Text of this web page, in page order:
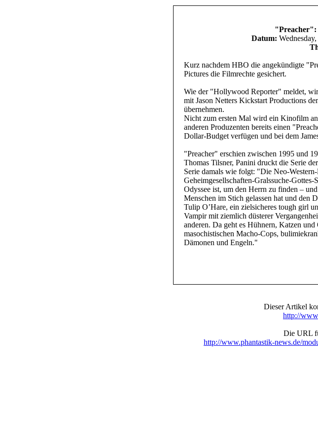
"Preacher":
Datum:
Kurz nachdem HBO die angekündigte
Pictures die Filmrechte gesichert.
Wie der "Hollywood Reporter" meldet,
mit Jason Netters Kickstart Productions
übernehmen.
Nicht zum ersten Mal wird ein Kinofilm
anderen Produzenten bereits einen
Dollar-Budget verfügen und bei dem
"Preacher" erschien zwischen 1995 und
Thomas Tilsner, Panini druckt die Serie
Serie damals wie folgt: "Die Neo-
Geheimgesellschaften-Gralssuche-Gottes-
Odyssee ist, um den Herrn zu finden –
Menschen im Stich gelassen hat und den
Tulip O’Hare, ein zielsicheres tough girl
Vampir mit ziemlich düsterer
anderen. Da geht es Hühnern, Katzen
masochistischen Macho-Cops,
Dämonen und Engeln."
Dieser Artikel
http://
Die URL
http://www.phantastik-news.de/